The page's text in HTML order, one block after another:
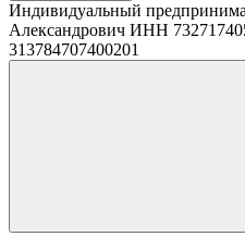
Индивидуальный
Александрович ИНН
313784707400201